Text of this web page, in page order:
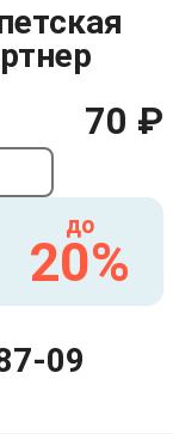
70 ₽
до
20%
09